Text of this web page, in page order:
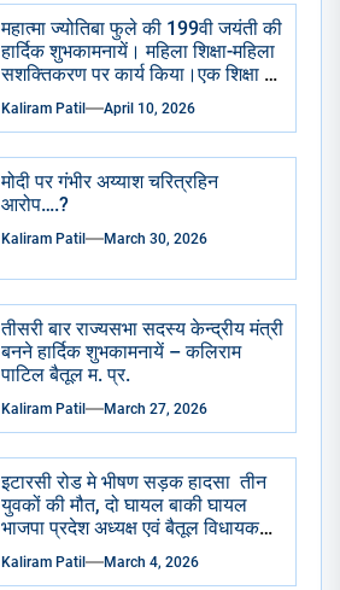
अभिवादन किया . केक काटा गया ढोल
ढमाके साथ रैली निकाली गई।
महात्मा ज्योतिबा फुले की 199वी जयंती की
हार्दिक शुभकामनायें। महिला शिक्षा-महिला
सशक्तिकरण पर कार्य किया।एक शिक्षा के
अभाव मे शुद्रो का पतन हुआ है।
Kaliram Patil April 10, 2026
मोदी पर गंभीर अय्याश चरित्रहिन
आरोप….?
Kaliram Patil March 30, 2026
तीसरी बार राज्यसभा सदस्य केन्द्रीय मंत्री
बनने हार्दिक शुभकामनायें – कलिराम
पाटिल बैतूल म. प्र.
Kaliram Patil March 27, 2026
इटारसी रोड मे भीषण सड़क हादसा तीन
युवकों की मौत, दो घायल बाकी घायल
भाजपा प्रदेश अध्यक्ष एवं बैतूल विधायक
हेमंत खंडेलवाल ने जिला अस्पताल
पहुंचकर जताया शोक घायलों के समुचित
Kaliram Patil March 4, 2026